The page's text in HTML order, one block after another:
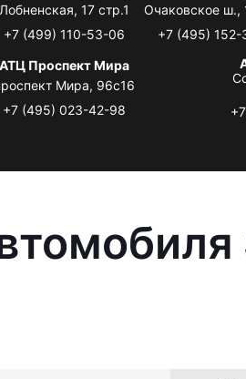
Лобненская, 17 стр.1
+7 (499) 110-53-06
Очаковское ш.,
+7 (495) 152-
АТЦ Проспект Мира
Мира, 96с16
+7 (495) 023-42-98